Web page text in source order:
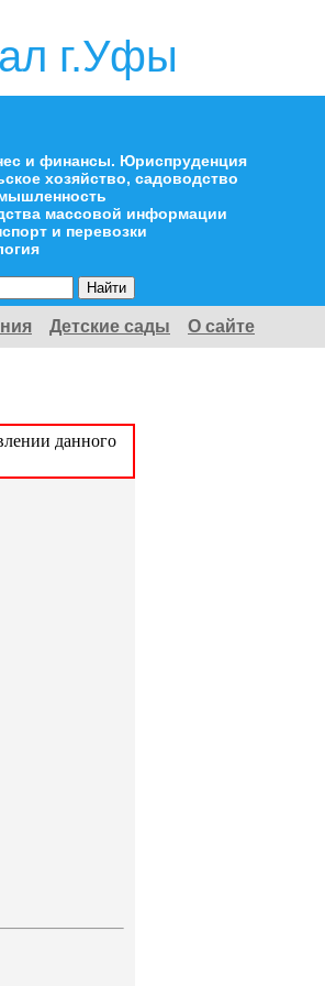
г.Уфы
и финансы. Юриспруденция
хозяйство, садоводство
массовой информации
и перевозки
Детские сады О сайте
данного